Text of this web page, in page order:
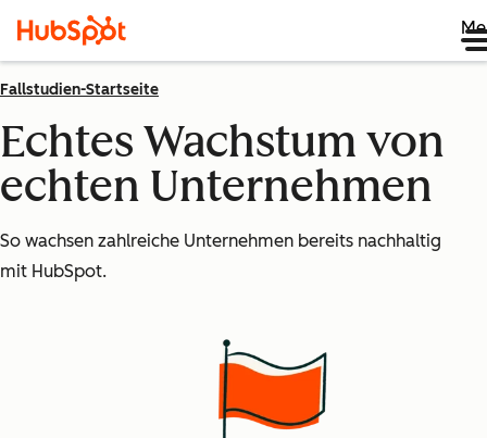
Fallstudien-Startseite
Echtes Wachstum von
echten Unternehmen
So wachsen zahlreiche Unternehmen bereits nachhaltig
mit HubSpot.